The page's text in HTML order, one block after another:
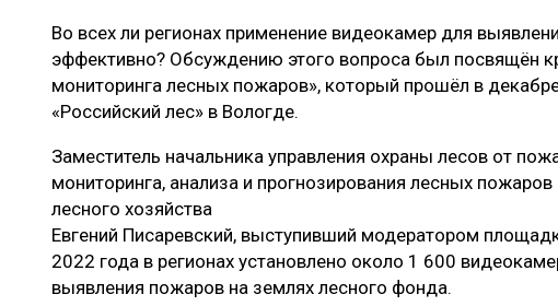
Во всех ли регионах применение видеокамер для
эффективно? Обсуждению этого вопроса был посвящён
мониторинга лесных пожаров», который прошёл в
«Российский лес» в Вологде.
Заместитель начальника управления охраны лесов от
мониторинга, анализа и прогнозирования лесных
лесного хозяйства
Евгений Писаревский, выступивший модератором
2022 года в регионах установлено около 1 600
выявления пожаров на землях лесного фонда.